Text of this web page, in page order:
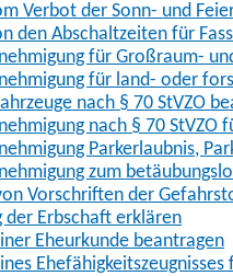
Verbot der Sonn- und
den Abschaltzeiten für
für Großraum-
für land- oder
nach § 70 StVZO
nach § 70 StVZO
Parkerlaubnis,
zum
Vorschriften der
der Erbschaft erklären
Eheurkunde beantragen